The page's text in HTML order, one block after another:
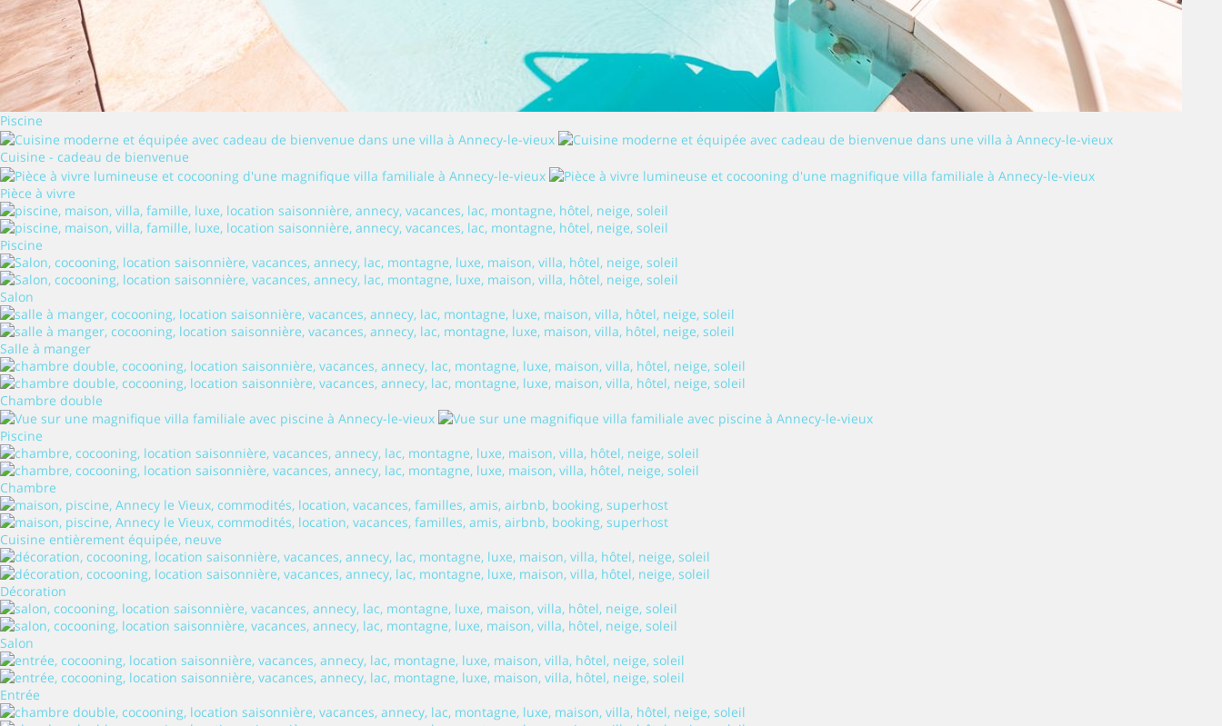
Piscine
Cuisine - cadeau de bienvenue
Pièce à vivre
Piscine
Salon
Salle à manger
Chambre double
Piscine
Chambre
Cuisine entièrement équipée, neuve
Décoration
Salon
Entrée